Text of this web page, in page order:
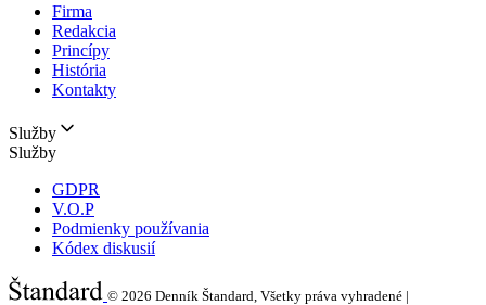
Firma
Redakcia
Princípy
História
Kontakty
Služby
Služby
GDPR
V.O.P
Podmienky používania
Kódex diskusií
© 2026 Denník Štandard, Všetky práva vyhradené |